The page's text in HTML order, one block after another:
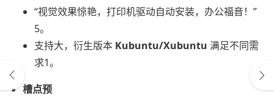
“视觉效果惊艳，打印机驱动自动安装，办公福音！”
5。
支持大，衍生版本 Kubuntu/Xubuntu 满足不同需
求1。
槽点预